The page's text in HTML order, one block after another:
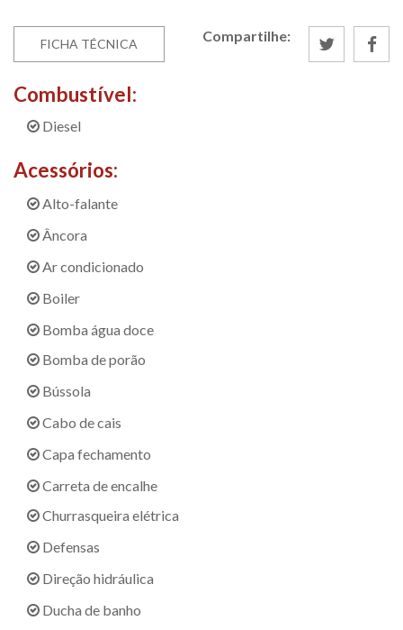
FICHA TÉCNICA Compartilhe:
Combustível:
Diesel
Acessórios:
Alto-falante
Âncora
Ar condicionado
Boiler
Bomba água doce
Bomba de porão
Bússola
Cabo de cais
Capa fechamento
Carreta de encalhe
Churrasqueira elétrica
Defensas
Direção hidráulica
Ducha de banho